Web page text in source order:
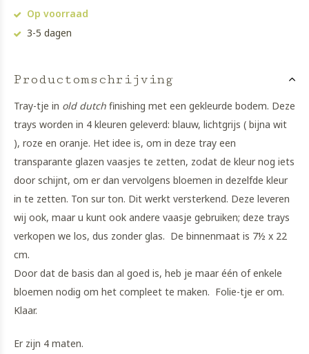
Op voorraad
3-5 dagen
Productomschrijving
Tray-tje in old dutch finishing met een gekleurde bodem. Deze
trays worden in 4 kleuren geleverd: blauw, lichtgrijs ( bijna wit
), roze en oranje. Het idee is, om in deze tray een
transparante glazen vaasjes te zetten, zodat de kleur nog iets
door schijnt, om er dan vervolgens bloemen in dezelfde kleur
in te zetten. Ton sur ton. Dit werkt versterkend. Deze leveren
wij ook, maar u kunt ook andere vaasje gebruiken; deze trays
verkopen we los, dus zonder glas. De binnenmaat is 7½ x 22
cm.
Door dat de basis dan al goed is, heb je maar één of enkele
bloemen nodig om het compleet te maken. Folie-tje er om.
Klaar.
Er zijn 4 maten.